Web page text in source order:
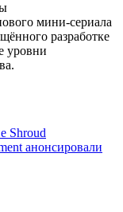
мини-сериала
разработке
уровни
Shroud
анонсировали